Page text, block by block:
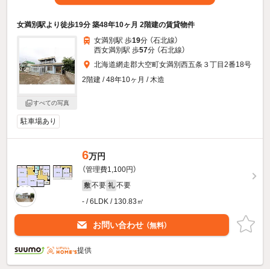
女満別駅より徒歩19分 築48年10ヶ月 2階建の賃貸物件
すべての写真
女満別駅 歩19分 （石北線）
西女満別駅 歩57分 （石北線）
北海道網走郡大空町女満別西五条３丁目2番18号
2階建 / 48年10ヶ月 / 木造
駐車場あり
6万円
（管理費1,100円）
敷 不要 礼 不要
- / 6LDK / 130.83㎡
お問い合わせ （無料）
提供